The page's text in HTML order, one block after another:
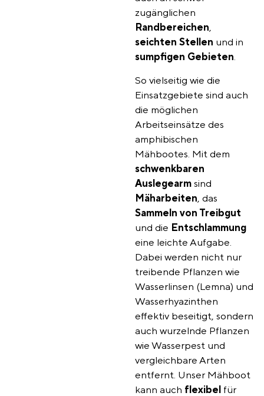
zugänglichen
Randbereichen,
seichten Stellen und in
sumpfigen Gebieten.
So vielseitig wie die
Einsatzgebiete sind auch
die möglichen
Arbeitseinsätze des
amphibischen
Mähbootes. Mit dem
schwenkbaren
Auslegearm sind
Mäharbeiten, das
Sammeln von Treibgut
und die Entschlammung
eine leichte Aufgabe.
Dabei werden nicht nur
treibende Pflanzen wie
Wasserlinsen (Lemna) und
Wasserhyazinthen
effektiv beseitigt, sondern
auch wurzelnde Pflanzen
wie Wasserpest und
vergleichbare Arten
entfernt. Unser Mähboot
kann auch flexibel für